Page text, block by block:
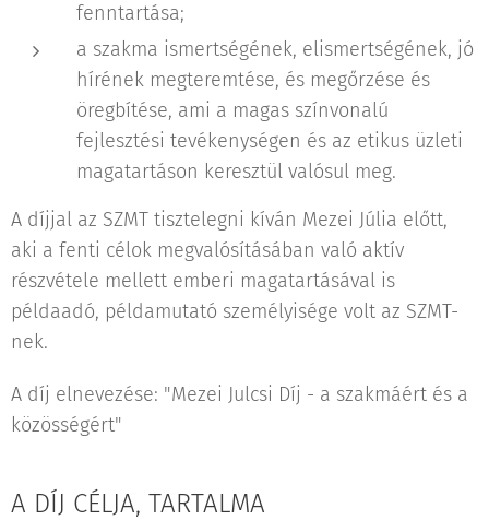
fenntartása;
a szakma ismertségének, elismertségének, jó
hírének megteremtése, és megőrzése és
öregbítése, ami a magas színvonalú
fejlesztési tevékenységen és az etikus üzleti
magatartáson keresztül valósul meg.
A díjjal az SZMT tisztelegni kíván Mezei Júlia előtt,
aki a fenti célok megvalósításában való aktív
részvétele mellett emberi magatartásával is
példaadó, példamutató személyisége volt az SZMT-
nek.
A díj elnevezése: "Mezei Julcsi Díj - a szakmáért és a
közösségért"
A DÍJ CÉLJA, TARTALMA